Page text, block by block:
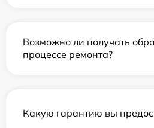
Возможно ли получать
процессе ремонта?
Какую гарантию вы